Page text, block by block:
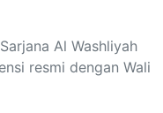
Al Washliyah
resmi dengan Wali